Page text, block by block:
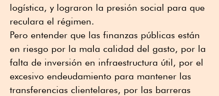
logística, y lograron la presión social para que
reculara el régimen.
Pero entender que las finanzas públicas están
en riesgo por la mala calidad del gasto, por la
falta de inversión en infraestructura útil, por el
excesivo endeudamiento para mantener las
transferencias clientelares, por las barreras